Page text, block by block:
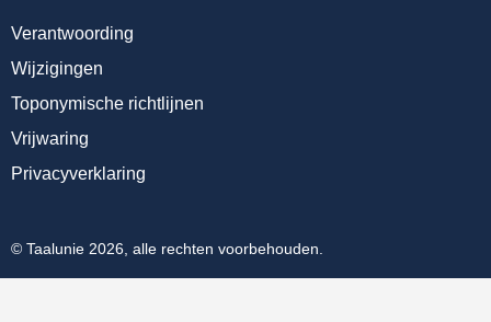
Verantwoording
Wijzigingen
Toponymische richtlijnen
Vrijwaring
Privacyverklaring
© Taalunie 2026, alle rechten voorbehouden.